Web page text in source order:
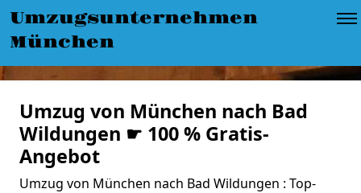
Umzugsunternehmen
München
Umzug von München nach Bad
Wildungen ☛ 100 % Gratis-
Angebot
Umzug von München nach Bad Wildungen : Top-